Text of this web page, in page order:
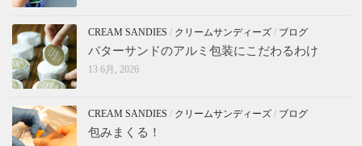
CREAM SANDIES / クリームサンディーズ / ブログ
バターサンドのアルミ包装にこだわるわけ
13 6月, 2026
CREAM SANDIES / クリームサンディーズ / ブログ
包みまくる！